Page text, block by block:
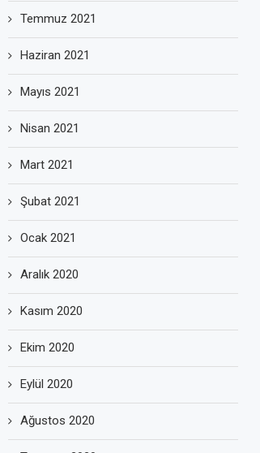
Temmuz 2021
Haziran 2021
Mayıs 2021
Nisan 2021
Mart 2021
Şubat 2021
Ocak 2021
Aralık 2020
Kasım 2020
Ekim 2020
Eylül 2020
Ağustos 2020